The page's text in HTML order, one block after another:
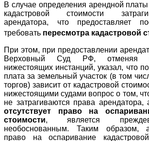
В случае определения арендной
кадастровой стоимости
арендатора, что предоставляет
требовать пересмотра кадастровой
При этом, при предоставлении
Верховный Суд РФ, отменяя
нижестоящих инстанций, указал, что
плата за земельный участок (в том
торгов) зависит от кадастровой
нижестоящими судами вопрос о том,
не затрагиваются права арендатора,
отсутствует право на
стоимости, является
необоснованным. Таким образом,
право на оспаривание